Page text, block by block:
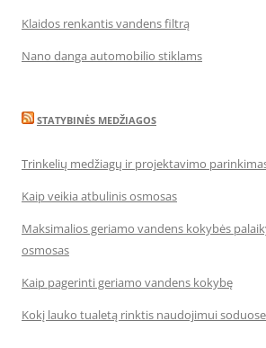
Klaidos renkantis vandens filtrą
Nano danga automobilio stiklams
STATYBINĖS MEDŽIAGOS
Trinkelių medžiagų ir projektavimo
Kaip veikia atbulinis osmosas
Maksimalios geriamo vandens kokybės
osmosas
Kaip pagerinti geriamo vandens kokybę
Kokį lauko tualetą rinktis naudojimui soduose